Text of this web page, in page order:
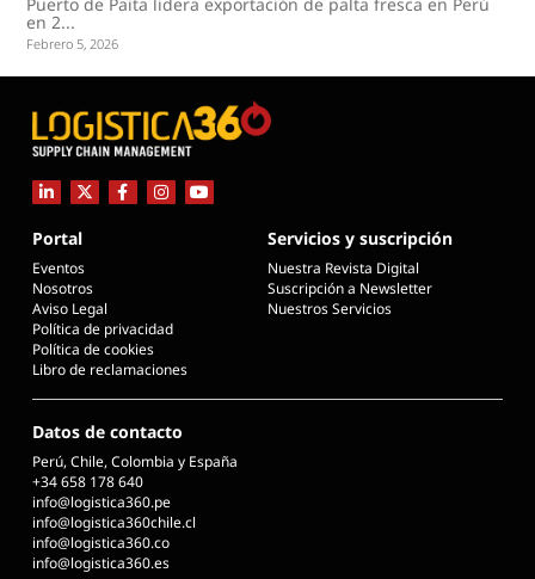
en 2...
Febrero 5, 2026
Portal
Eventos
Nosotros
Aviso Legal
Política de privacidad
Política de cookies
Libro de reclamaciones
Servicios y suscripción
Nuestra Revista Digital
Suscripción a Newsletter
Nuestros Servicios
Datos de contacto
Perú, Chile, Colombia y España
+34 658 178 640
info@logistica360.pe
info@logistica360chile.cl
info@logistica360.co
info@logistica360.es